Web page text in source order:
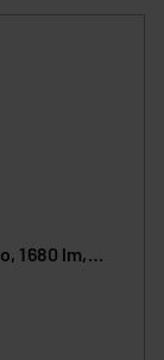
1680 lm,